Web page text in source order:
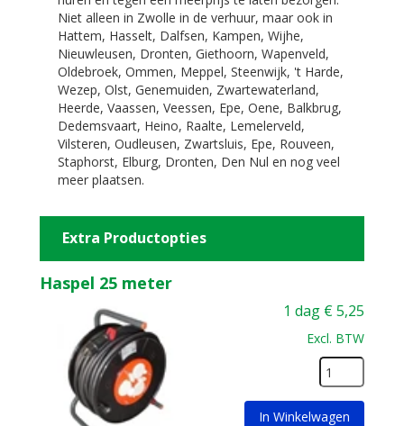
Niet alleen in Zwolle in de verhuur, maar ook in
Hattem, Hasselt, Dalfsen, Kampen, Wijhe,
Nieuwleusen, Dronten, Giethoorn, Wapenveld,
Oldebroek, Ommen, Meppel, Steenwijk, 't Harde,
Wezep, Olst, Genemuiden, Zwartewaterland,
Heerde, Vaassen, Veessen, Epe, Oene, Balkbrug,
Dedemsvaart, Heino, Raalte, Lemelerveld,
Vilsteren, Oudleusen, Zwartsluis, Epe, Rouveen,
Staphorst, Elburg, Dronten, Den Nul en nog veel
meer plaatsen.
Extra Productopties
Haspel 25 meter
1 dag €5,25
Excl. BTW
In Winkelwagen